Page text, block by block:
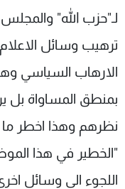
لـ"حزب الله"
ترهيب وسائل
الارهاب السياسي
بمنطق المساواة
نظرهم وهذا اخطر ما
"الخطير في هذا
اللجوء الى وسائل